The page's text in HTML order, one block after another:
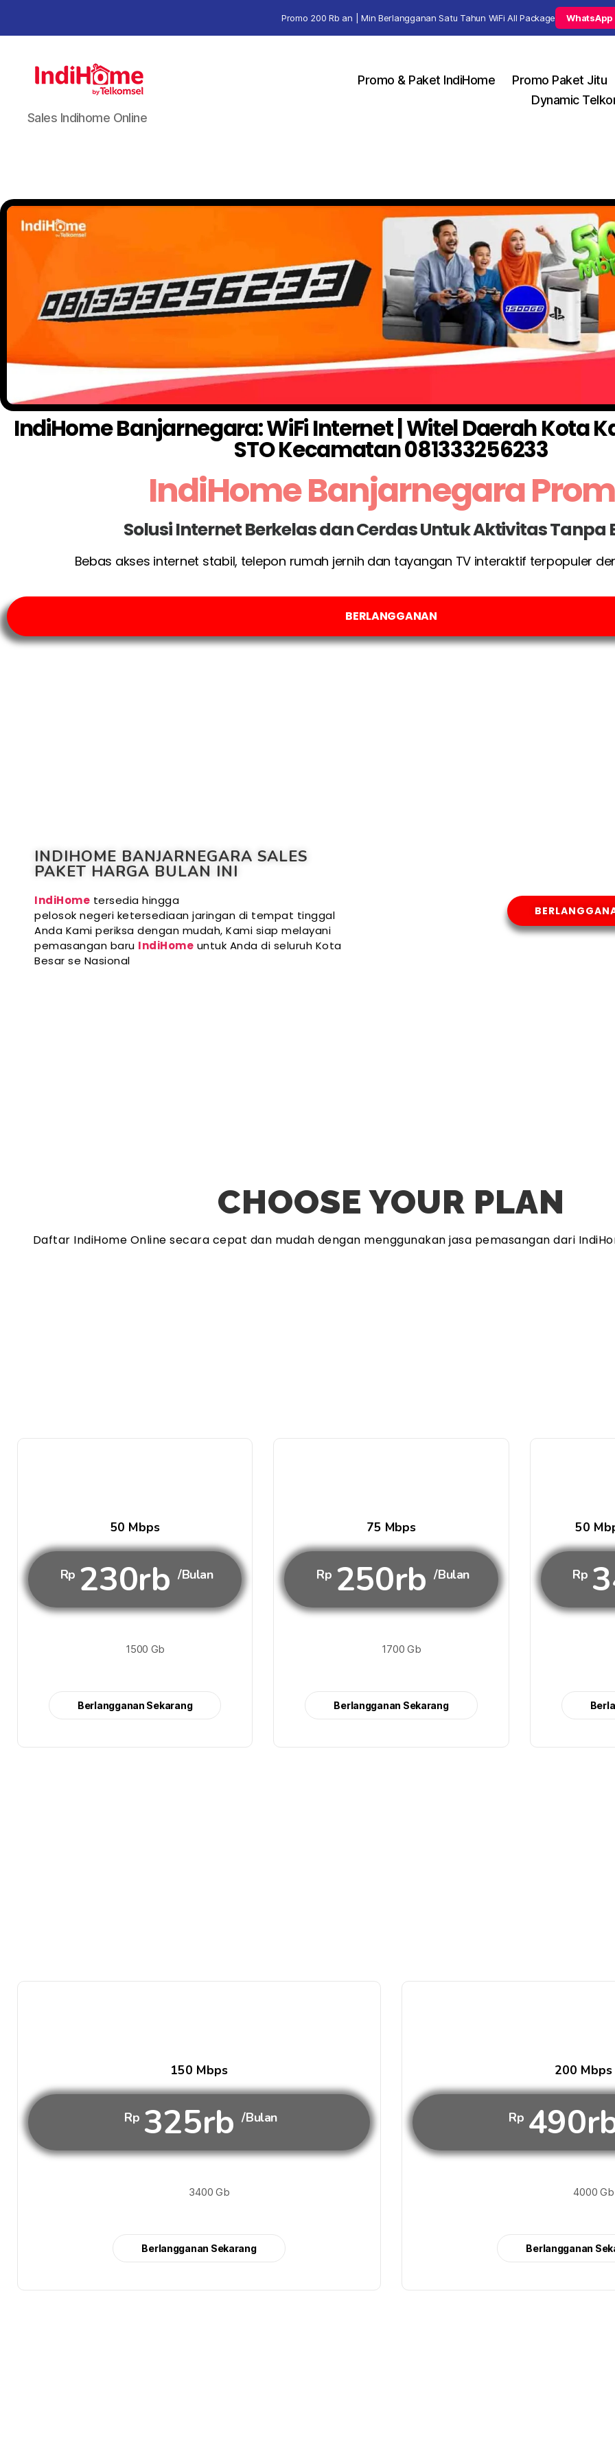
Sales Indihome Online
Promo & Paket IndiHome
Promo Paket Jitu
Dynamic
IndiHome Banjarnegara: WiFi Internet | Witel Daerah Kota
STO Kecamatan 081333256233
IndiHome Banjarnegara
Solusi Internet Berkelas dan Cerdas Untuk Aktivitas Tanpa
Bebas akses internet stabil, telepon rumah jernih dan tayangan TV interaktif terpopuler
BERLANGGANAN
INDIHOME BANJARNEGARA SALES
PAKET HARGA BULAN INI
IndiHome tersedia hingga
pelosok negeri ketersediaan jaringan di tempat tinggal
Anda Kami periksa dengan mudah, Kami siap melayani
pemasangan baru IndiHome untuk Anda di seluruh Kota
Besar se Nasional
CHOOSE YOUR PLAN
Daftar IndiHome Online secara cepat dan mudah dengan menggunakan jasa pemasangan dari
50 Mbps
Rp 230rb /Bulan
1500 Gb
Berlangganan Sekarang
75 Mbps
Rp 250rb /Bulan
1700 Gb
Berlangganan Sekarang
50
Rp
150 Mbps
Rp 325rb /Bulan
3400 Gb
Berlangganan Sekarang
200 Mbps
Rp
4000 Gb
Berlangganan
Promo 200 Rb an | Min Berlangganan Satu Tahun WiFi All Package WhatsApp